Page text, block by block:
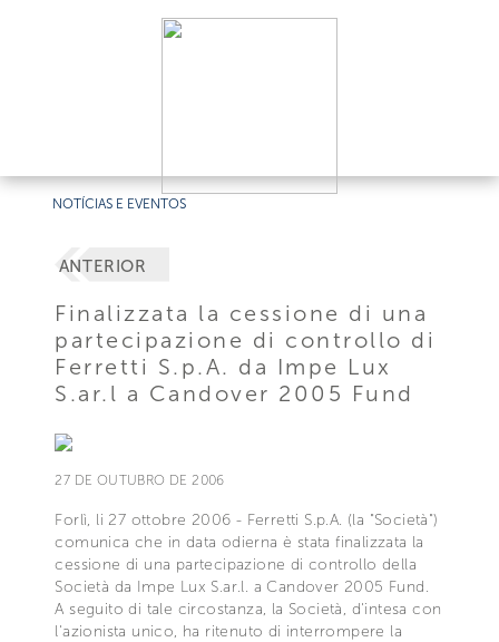
NOTÍCIAS E EVENTOS
ANTERIOR
Finalizzata la cessione di una
partecipazione di controllo di
Ferretti S.p.A. da Impe Lux
S.ar.l a Candover 2005 Fund
27 DE OUTUBRO DE 2006
Forlì, li 27 ottobre 2006 - Ferretti S.p.A. (la "Società")
comunica che in data odierna è stata finalizzata la
cessione di una partecipazione di controllo della
Società da Impe Lux S.ar.l. a Candover 2005 Fund.
A seguito di tale circostanza, la Società, d'intesa con
l'azionista unico, ha ritenuto di interrompere la